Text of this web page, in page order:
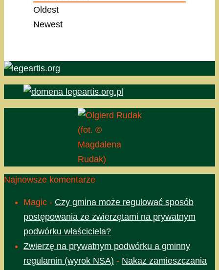
Oldest
Newest
(fot. ©
Magdalena
Rudak)
Najnowsze komentarze
Magic - Czy gmina może regulować sposób
postępowania ze zwierzętami na prywatnym
podwórku właściciela?
Zwierzę na prywatnym podwórku a gminny
regulamin (wyrok NSA) - Nakaz zamieszczania